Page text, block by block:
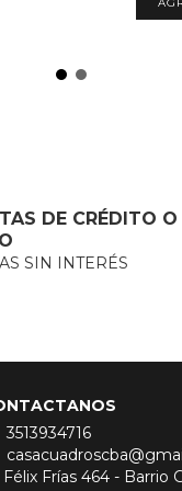
DE CRÉDITO O
SIN INTERÉS
3513934716
Félix Frías 464 - Barrio